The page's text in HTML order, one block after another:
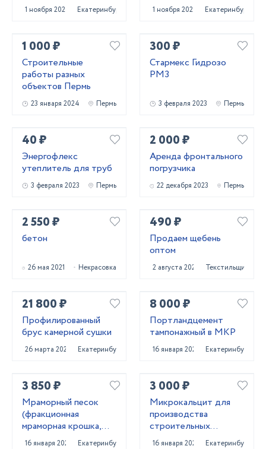
1 ноября 2025 Екатеринбург 1 ноября 2025 Екатеринбург
1 000 ₽
Строительные
работы разных
объектов Пермь
23 января 2024 Пермь
300 ₽
Стармекс Гидрозо
РМ3
3 февраля 2023 Пермь
40 ₽
Энергофлекс
утеплитель для труб
3 февраля 2023 Пермь
2 000 ₽
Аренда фронтального
погрузчика
22 декабря 2023 Пермь
2 550 ₽
бетон
26 мая 2021 Некрасовка
490 ₽
Продаем щебень
оптом
2 августа 2021 Текстильщик
21 800 ₽
Профилированный
брус камерной сушки
26 марта 2022 Екатеринбург
8 000 ₽
Портландцемент
тампонажный в МКР
16 января 2022 Екатеринбург
3 850 ₽
Мраморный песок
(фракционная
мраморная крошка,
каролит)
16 января 2022 Екатеринбург
3 000 ₽
Микрокальцит для
производства
строительных
материалов
16 января 2022 Екатеринбург